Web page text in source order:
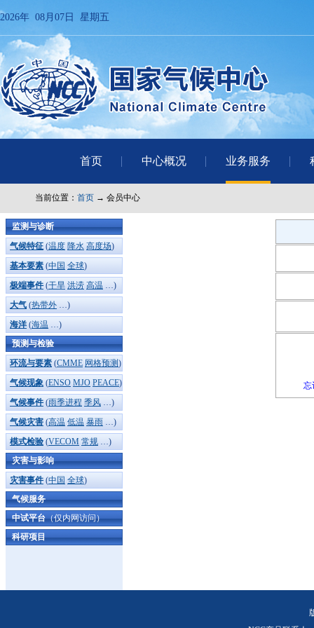
2026年 08月07日 星期五
首页 中心概况 业务服务
当前位置： 首页 → 会员中心
监测与诊断
气候特征 (温度 降水 高度场)
基本要素 (中国 全球)
极端事件(干旱 洪涝 高温 …)
大气 (热带外 …)
海洋(海温 …)
预测与检验
环流与要素 (CMME 网格预测)
气候现象 (ENSO MJO PEACE)
气候事件(雨季进程 季风 …)
气候灾害 (高温 低温 暴雨 …)
模式检验(VECOM 常规 …)
灾害与影响
灾害事件(中国 全球)
气候服务
中试平台（仅内网访问）
科研项目
忘